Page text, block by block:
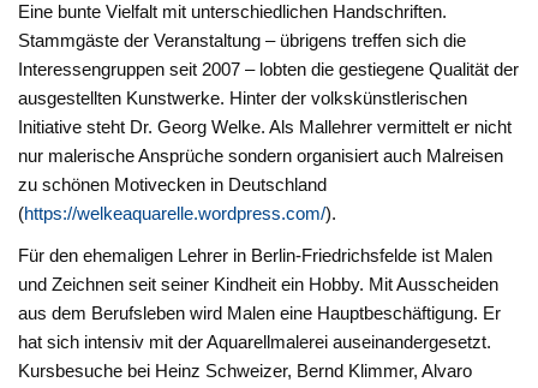
Eine bunte Vielfalt mit unterschiedlichen Handschriften.
Stammgäste der Veranstaltung – übrigens treffen sich die
Interessengruppen seit 2007 – lobten die gestiegene Qualität der
ausgestellten Kunstwerke. Hinter der volkskünstlerischen
Initiative steht Dr. Georg Welke. Als Mallehrer vermittelt er nicht
nur malerische Ansprüche sondern organisiert auch Malreisen
zu schönen Motivecken in Deutschland
(https://welkeaquarelle.wordpress.com/).
Für den ehemaligen Lehrer in Berlin-Friedrichsfelde ist Malen
und Zeichnen seit seiner Kindheit ein Hobby. Mit Ausscheiden
aus dem Berufsleben wird Malen eine Hauptbeschäftigung. Er
hat sich intensiv mit der Aquarellmalerei auseinandergesetzt.
Kursbesuche bei Heinz Schweizer, Bernd Klimmer, Alvaro